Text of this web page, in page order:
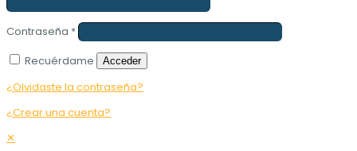
Contraseña *
Recuérdame
Acceder
¿Olvidaste la contraseña?
¿Crear una cuenta?
✕